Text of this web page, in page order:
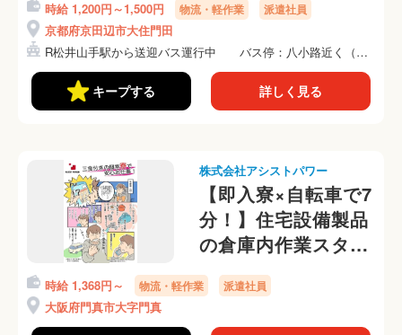
大量募集☆彡倉庫内
でのかんたんピッキ
ング作業
時給 1,200円～1,500円 物流・軽作業 派遣社員
京都府京田辺市大住門田
R松井山手駅から送迎バス運行中 バス停：八小路近く（徒
歩約...
キープする 詳しく見る
株式会社アシストパワー
【即入寮×自転車で7
分！】住宅設備製品
の倉庫内作業スタッ
フ募集！流れ作業で
ラクラク◎
時給 1,368円～ 物流・軽作業 派遣社員
大阪府門真市大字門真